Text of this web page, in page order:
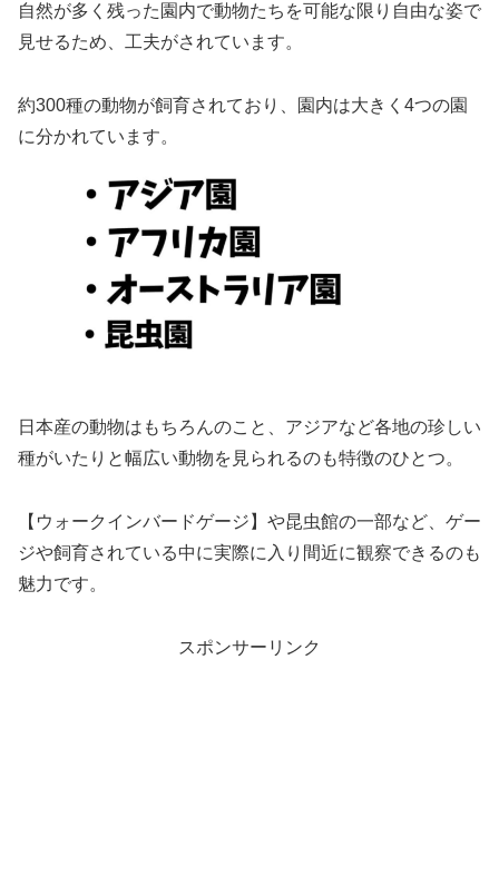
自然が多く残った園内で動物たちを可能な限り自由な姿で
見せるため、工夫がされています。
約300種の動物が飼育されており、園内は大きく4つの園
に分かれています。
日本産の動物はもちろんのこと、アジアなど各地の珍しい
種がいたりと幅広い動物を見られるのも特徴のひとつ。
【ウォークインバードゲージ】や昆虫館の一部など、ゲー
ジや飼育されている中に実際に入り間近に観察できるのも
魅力です。
スポンサーリンク